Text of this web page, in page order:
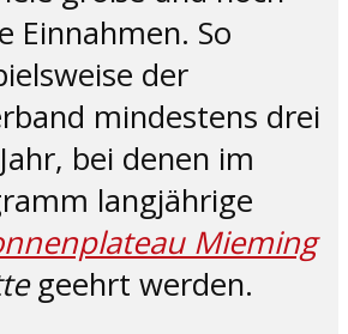
Einnahmen. So
der
mindestens drei
bei denen im
langjährige
Mieming
geehrt werden.